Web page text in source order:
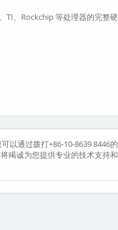
TI、Rockchip 等处理器的完整硬
以通过拨打+86-10-8639 8446的
竭诚为您提供专业的技术支持和